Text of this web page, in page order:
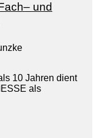
und
10 Jahren dient
als